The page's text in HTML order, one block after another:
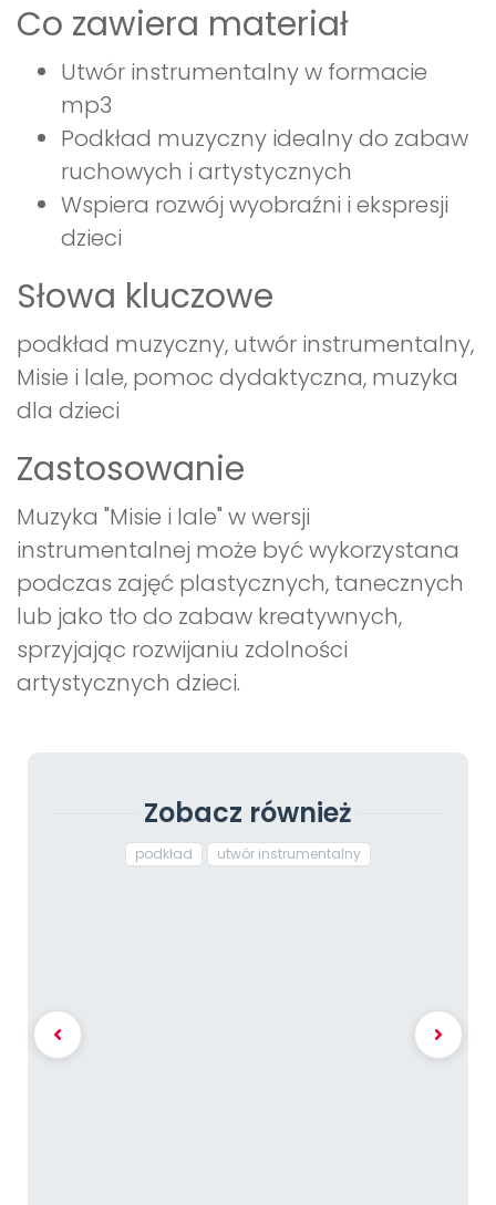
Co zawiera materiał
Utwór instrumentalny w formacie
mp3
Podkład muzyczny idealny do zabaw
ruchowych i artystycznych
Wspiera rozwój wyobraźni i ekspresji
dzieci
Słowa kluczowe
podkład muzyczny, utwór instrumentalny,
Misie i lale, pomoc dydaktyczna, muzyka
dla dzieci
Zastosowanie
Muzyka "Misie i lale" w wersji
instrumentalnej może być wykorzystana
podczas zajęć plastycznych, tanecznych
lub jako tło do zabaw kreatywnych,
sprzyjając rozwijaniu zdolności
artystycznych dzieci.
Zobacz również
podkład utwór instrumentalny